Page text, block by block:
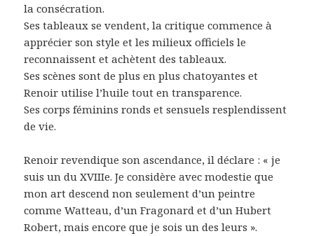
la consécration.
Ses tableaux se vendent, la critique commence à
apprécier son style et les milieux officiels le
reconnaissent et achètent des tableaux.
Ses scènes sont de plus en plus chatoyantes et
Renoir utilise l’huile tout en transparence.
Ses corps féminins ronds et sensuels resplendissent
de vie.
Renoir revendique son ascendance, il déclare : « je
suis un du XVIIIe. Je considère avec modestie que
mon art descend non seulement d’un peintre
comme Watteau, d’un Fragonard et d’un Hubert
Robert, mais encore que je sois un des leurs ».